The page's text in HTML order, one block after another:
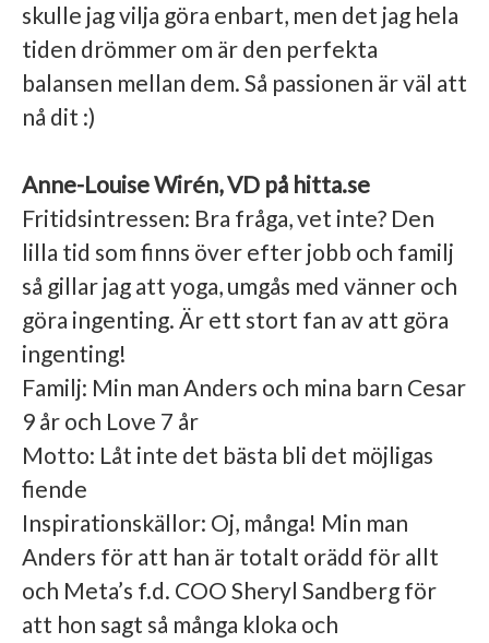
skulle jag vilja göra enbart, men det jag hela
tiden drömmer om är den perfekta
balansen mellan dem. Så passionen är väl att
nå dit :)
Anne-Louise Wirén, VD på hitta.se
Fritidsintressen: Bra fråga, vet inte? Den
lilla tid som finns över efter jobb och familj
så gillar jag att yoga, umgås med vänner och
göra ingenting. Är ett stort fan av att göra
ingenting!
Familj: Min man Anders och mina barn Cesar
9 år och Love 7 år
Motto: Låt inte det bästa bli det möjligas
fiende
Inspirationskällor: Oj, många! Min man
Anders för att han är totalt orädd för allt
och Meta’s f.d. COO Sheryl Sandberg för
att hon sagt så många kloka och